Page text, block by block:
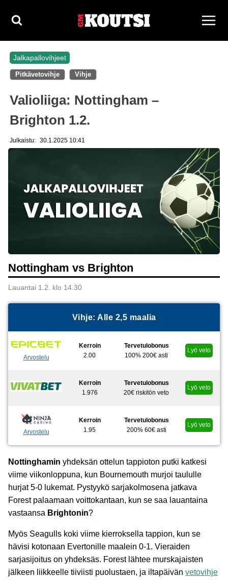
sisältöön
Jalkapallovihjeet
Pitkävetovihje Vihje
Valioliiga: Nottingham –
Brighton 1.2.
Julkaistu: 30.1.2025 10:41
Nottingham vs Brighton
Lauantai 1.2. klo 14.30
Vihje: Alle 2,5 maalia
Arvostelu
Kerroin
2.00
Tervetulobonus
100% 200€ asti
Lyö veto
Kerroin
1.976
Tervetulobonus
20€ riskitön veto
Lyö veto
Arvostelu
Kerroin
1.95
Tervetulobonus
200% 60€ asti
Lyö veto
Nottinghamin yhdeksän ottelun tappioton putki katkesi
viime viikonloppuna, kun Bournemouth murjoi taululle
hurjat 5-0 lukemat. Pystyykö sarjakolmosena jatkava
Forest palaamaan voittokantaan, kun se saa lauantaina
vastaansa Brightonin?
Myös Seagulls koki viime kierroksella tappion, kun se
hävisi kotonaan Evertonille maalein 0-1. Vieraiden
sarjasijoitus on yhdeksäs. Forest lähtee murskajaisten
jälkeen liikkeelle tiiviisti puolustaen, ja iltapäivän vetovihje